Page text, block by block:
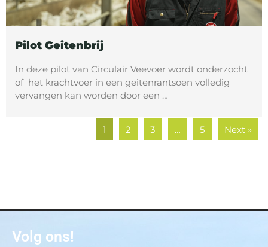
Pilot Geitenbrij
In deze pilot van Circulair Veevoer wordt onderzocht
of het krachtvoer in een geitenrantsoen volledig
vervangen kan worden door een …
1 2 3 … 5 Next »
Volg ons!